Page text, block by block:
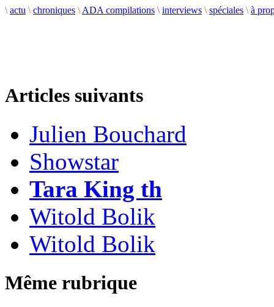
\ actu \ chroniques \ ADA compilations \ interviews \ spéciales \ à
Articles suivants
Julien Bouchard
Showstar
Tara King th
Witold Bolik
Witold Bolik
Même rubrique